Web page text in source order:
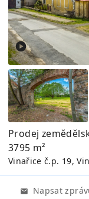
Prodej
3795 m²
Vinařice č.p. 19,
Napsat